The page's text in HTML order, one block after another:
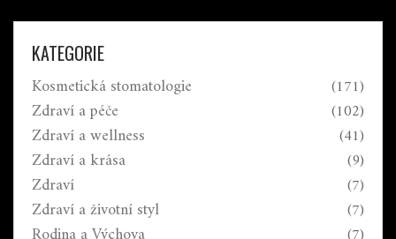
KATEGORIE
Kosmetická stomatologie (171)
Zdraví a péče (102)
Zdraví a wellness (41)
Zdraví a krása (9)
Zdraví (7)
Zdraví a životní styl (7)